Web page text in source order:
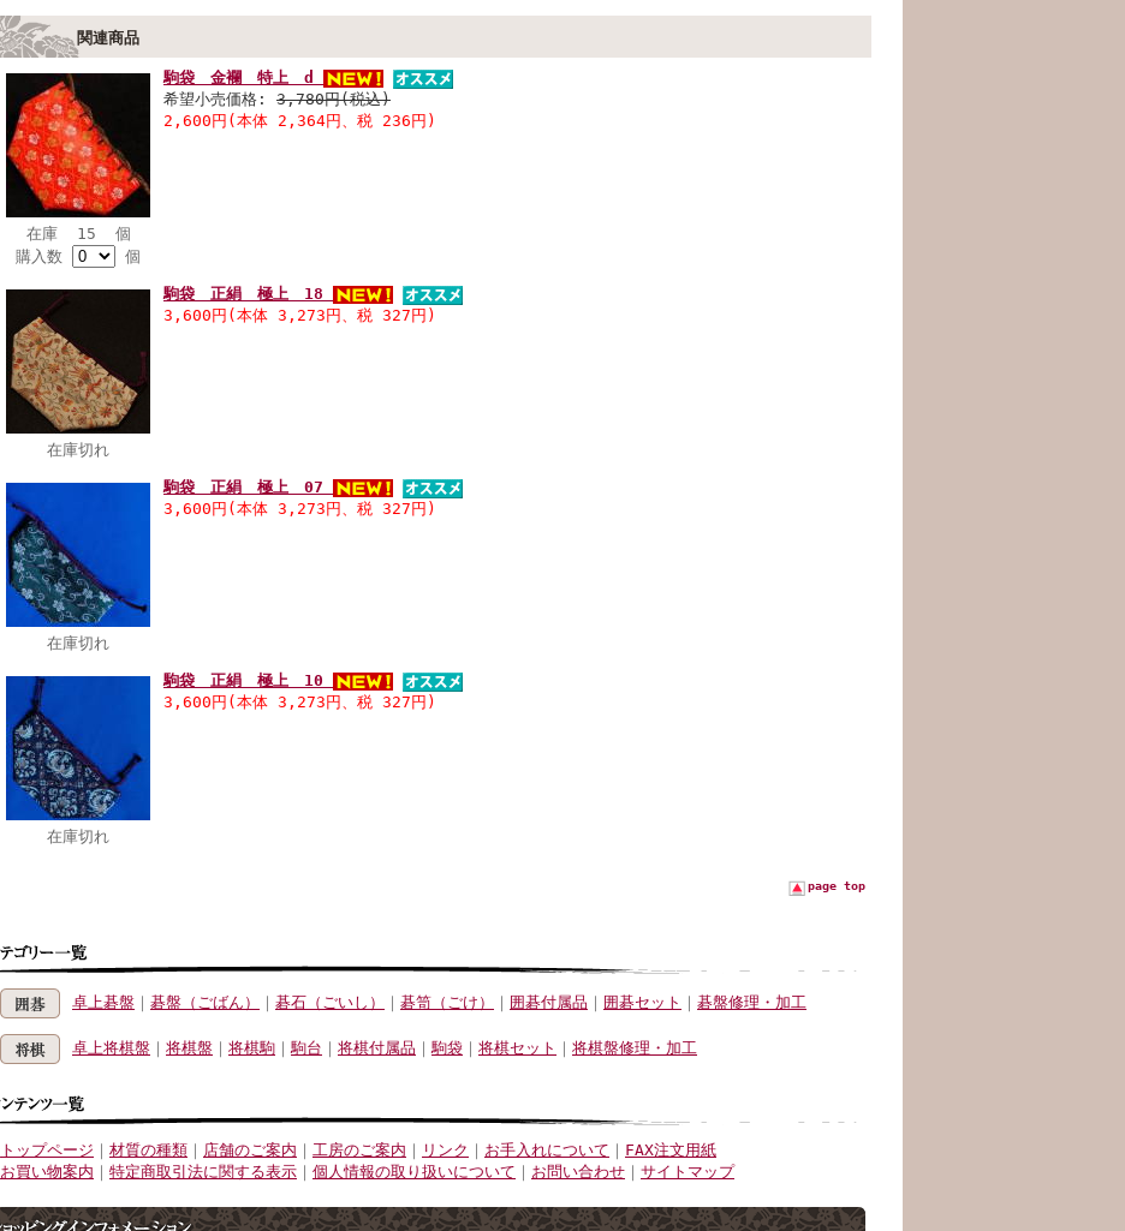
関連商品
在庫 15 個
購入数
個
駒袋 金襴 特上 d
希望小売価格: 3,780円(税込)
2,600円(本体 2,364円、税 236円)
在庫切れ
駒袋 正絹 極上 18
3,600円(本体 3,273円、税 327円)
在庫切れ
駒袋 正絹 極上 07
3,600円(本体 3,273円、税 327円)
在庫切れ
駒袋 正絹 極上 10
3,600円(本体 3,273円、税 327円)
page top
卓上碁盤 ｜ 碁盤（ごばん） ｜ 碁石（ごいし） ｜ 碁笥（ごけ） ｜ 囲碁付属品 ｜ 囲碁セット ｜ 碁盤修理・加工
卓上将棋盤 ｜ 将棋盤 ｜ 将棋駒 ｜駒台 ｜ 将棋付属品 ｜駒袋 ｜ 将棋セット ｜ 将棋盤修理・加工
トップページ ｜ 材質の種類 ｜ 店舗のご案内 ｜ 工房のご案内 ｜ リンク ｜ お手入れについて ｜ FAX注文用紙
お買い物案内 ｜ 特定商取引法に関する表示 ｜ 個人情報の取り扱いについて ｜ お問い合わせ ｜ サイトマップ